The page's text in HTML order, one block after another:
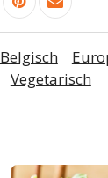
Belgisch
Vegetarisch